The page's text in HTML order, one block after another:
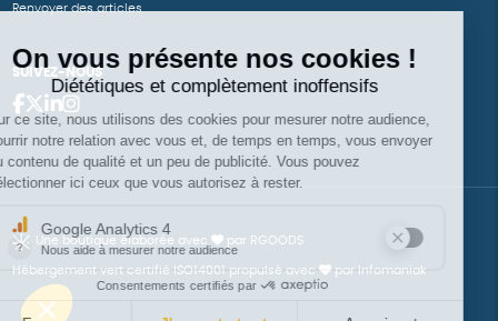
Renvoyer des articles
SUIVEZ-NOUS
Une boutique élaborée avec par RGOODS
Hébergement vert certifié ISO14001 propulsé avec par Infomaniak